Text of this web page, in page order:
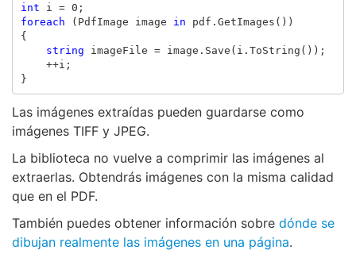
int
i = 0 ;
foreach
( PdfImage image in pdf . GetImages ())
{
string
imageFile = image . Save ( i . ToString ());
++i ;
}
Las imágenes extraídas pueden guardarse como
imágenes TIFF y JPEG.
La biblioteca no vuelve a comprimir las imágenes al
extraerlas. Obtendrás imágenes con la misma calidad
que en el PDF.
También puedes obtener información sobre dónde se
dibujan realmente las imágenes en una página.